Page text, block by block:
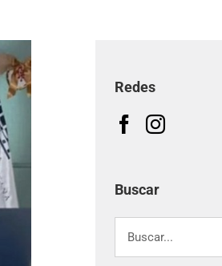
Redes
Buscar